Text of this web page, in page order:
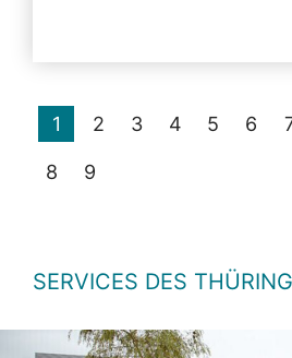
1 2 3 4 5 6
8 9
SERVICES DES